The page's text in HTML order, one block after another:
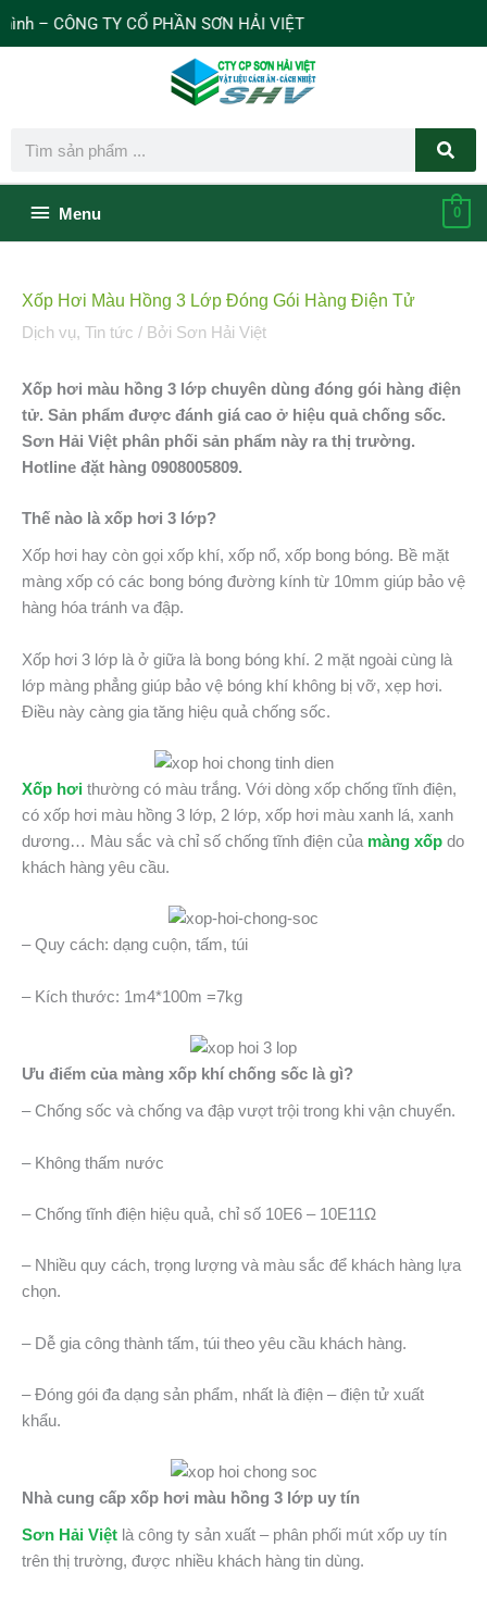
CÔNG TY CỔ PHẦN SƠN HẢI VIỆT
Bên
của
trang
Menu 0
Xốp Hơi Màu Hồng 3 Lớp Đóng Gói Hàng Điện Tử
Dịch vụ, Tin tức / Bởi Sơn Hải Việt
Xốp hơi màu hồng 3 lớp chuyên dùng đóng gói hàng điện
tử. Sản phẩm được đánh giá cao ở hiệu quả chống sốc.
Sơn Hải Việt phân phối sản phẩm này ra thị trường.
Hotline đặt hàng 0908005809.
Thế nào là xốp hơi 3 lớp?
Xốp hơi hay còn gọi xốp khí, xốp nổ, xốp bong bóng. Bề mặt
màng xốp có các bong bóng đường kính từ 10mm giúp bảo vệ
hàng hóa tránh va đập.
Xốp hơi 3 lớp là ở giữa là bong bóng khí. 2 mặt ngoài cùng là
lớp màng phẳng giúp bảo vệ bóng khí không bị vỡ, xẹp hơi.
Điều này càng gia tăng hiệu quả chống sốc.
Xốp hơi thường có màu trắng. Với dòng xốp chống tĩnh điện,
có xốp hơi màu hồng 3 lớp, 2 lớp, xốp hơi màu xanh lá, xanh
dương… Màu sắc và chỉ số chống tĩnh điện của màng xốp do
khách hàng yêu cầu.
– Quy cách: dạng cuộn, tấm, túi
– Kích thước: 1m4*100m =7kg
Ưu điểm của màng xốp khí chống sốc là gì?
– Chống sốc và chống va đập vượt trội trong khi vận chuyển.
– Không thấm nước
– Chống tĩnh điện hiệu quả, chỉ số 10E6 – 10E11Ω
– Nhiều quy cách, trọng lượng và màu sắc để khách hàng lựa
chọn.
– Dễ gia công thành tấm, túi theo yêu cầu khách hàng.
– Đóng gói đa dạng sản phẩm, nhất là điện – điện tử xuất
khẩu.
Nhà cung cấp xốp hơi màu hồng 3 lớp uy tín
Sơn Hải Việt là công ty sản xuất – phân phối mút xốp uy tín
trên thị trường, được nhiều khách hàng tin dùng.